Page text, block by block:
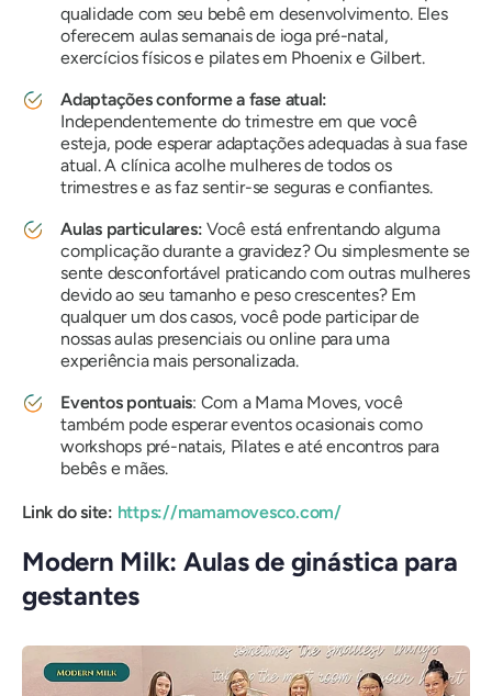
qualidade com seu bebê em desenvolvimento. Eles
oferecem aulas semanais de ioga pré-natal,
exercícios físicos e pilates em Phoenix e Gilbert.
Adaptações conforme a fase atual:
Independentemente do trimestre em que você
esteja, pode esperar adaptações adequadas à sua fase
atual. A clínica acolhe mulheres de todos os
trimestres e as faz sentir-se seguras e confiantes.
Aulas particulares:Você está enfrentando alguma
complicação durante a gravidez? Ou simplesmente se
sente desconfortável praticando com outras mulheres
devido ao seu tamanho e peso crescentes? Em
qualquer um dos casos, você pode participar de
nossas aulas presenciais ou online para uma
experiência mais personalizada.
Eventos pontuais: Com a Mama Moves, você
também pode esperar eventos ocasionais como
workshops pré-natais, Pilates e até encontros para
bebês e mães.
Link do site: https://mamamovesco.com/
Modern Milk: Aulas de ginástica para
gestantes